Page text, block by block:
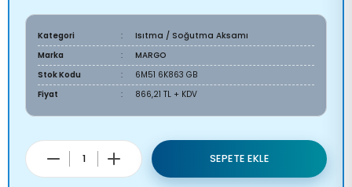
Kategori
Isıtma / Soğutma Aksamı
Marka
MARGO
Stok Kodu
6M51 6K863 GB
Fiyat
866,21 TL + KDV
SEPETE EKLE